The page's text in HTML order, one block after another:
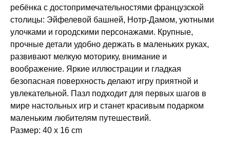
ребёнка с достопримечательностями французской
столицы: Эйфелевой башней, Нотр-Дамом, уютными
улочками и городскими персонажами. Крупные,
прочные детали удобно держать в маленьких руках,
развивают мелкую моторику, внимание и
воображение. Яркие иллюстрации и гладкая
безопасная поверхность делают игру приятной и
увлекательной. Пазл подходит для первых шагов в
мире настольных игр и станет красивым подарком
маленьким любителям путешествий.
Размер: 40 x 16 cm